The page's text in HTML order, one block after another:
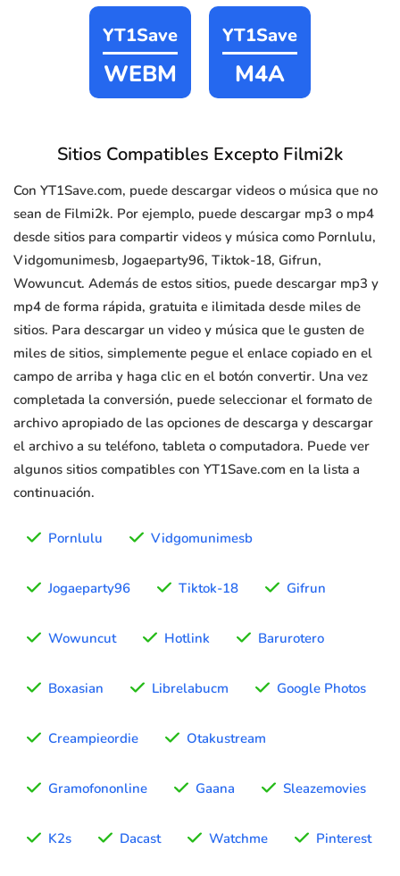
YT1Save
WEBM
YT1Save
M4A
Sitios Compatibles Excepto Filmi2k
Con YT1Save.com, puede descargar videos o música que no
sean de Filmi2k. Por ejemplo, puede descargar mp3 o mp4
desde sitios para compartir videos y música como Pornlulu,
Vidgomunimesb, Jogaeparty96, Tiktok-18, Gifrun,
Wowuncut. Además de estos sitios, puede descargar mp3 y
mp4 de forma rápida, gratuita e ilimitada desde miles de
sitios. Para descargar un video y música que le gusten de
miles de sitios, simplemente pegue el enlace copiado en el
campo de arriba y haga clic en el botón convertir. Una vez
completada la conversión, puede seleccionar el formato de
archivo apropiado de las opciones de descarga y descargar
el archivo a su teléfono, tableta o computadora. Puede ver
algunos sitios compatibles con YT1Save.com en la lista a
continuación.
Pornlulu Vidgomunimesb
Jogaeparty96 Tiktok-18 Gifrun
Wowuncut Hotlink Barurotero
Boxasian Librelabucm Google Photos
Creampieordie Otakustream
Gramofononline Gaana Sleazemovies
K2s Dacast Watchme Pinterest